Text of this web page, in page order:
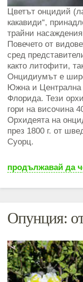
Цветът онцидий
какавиди“,
трайни
Повечето от
сред
както литофити,
Онцидиумът е
Южна и
Флорида. Тези
гори на височина
Орхидеята на
през 1800 г. от
Суорц.
продължавай да
Опунция: